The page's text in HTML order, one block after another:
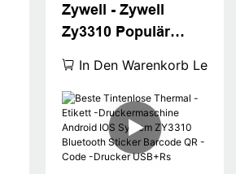
Zywell - Zywell
Zy3310 Populär
Drucker
Thermaldrucker POS
80 mm 3 "Thermo -
Etikettdrucker
USB+WiFi
In Den Warenkorb Legen